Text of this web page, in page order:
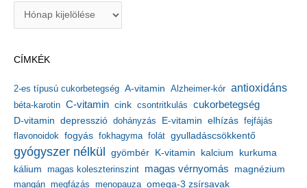
í
u
m
CÍMKÉK
2-es típusú cukorbetegség A-vitamin Alzheimer-kór antioxidáns
béta-karotin C-vitamin cink csontritkulás cukorbetegség
D-vitamin depresszió dohányzás E-vitamin elhízás fejfájás
flavonoidok fogyás fokhagyma folát gyulladáscsökkentő
gyógyszer nélkül gyömbér K-vitamin kalcium kurkuma
kálium magas koleszterinszint magas vérnyomás magnézium
mangán megfázás menopauza omega-3 zsírsavak